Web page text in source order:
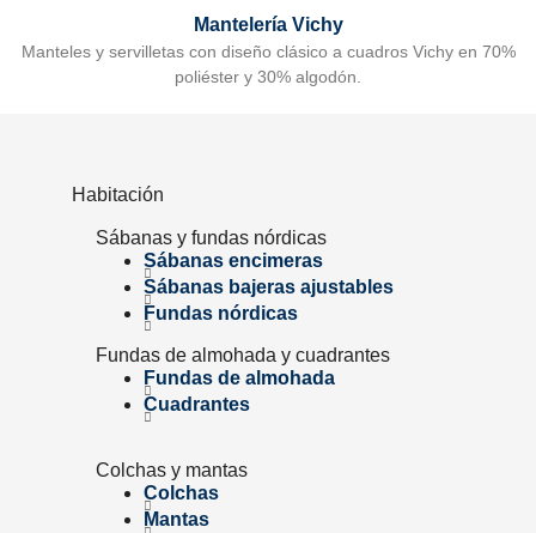
Mantelería Vichy
Manteles y servilletas con diseño clásico a cuadros Vichy en 70%
poliéster y 30% algodón.
Habitación
Sábanas y fundas nórdicas
Sábanas encimeras
Sábanas bajeras ajustables
Fundas nórdicas
Fundas de almohada y cuadrantes
Fundas de almohada
Cuadrantes
Colchas y mantas
Colchas
Mantas